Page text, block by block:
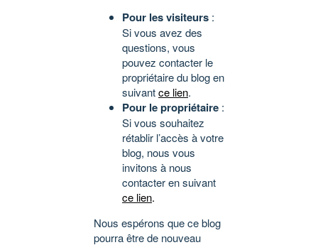
Pour les visiteurs :
Si vous avez des
questions, vous
pouvez contacter le
propriétaire du blog en
suivantce lien.
Pour le propriétaire :
Si vous souhaitez
rétablir l’accès à votre
blog, nous vous
invitons à nous
contacter en suivant
ce lien.
Nous espérons que ce blog
pourra être de nouveau